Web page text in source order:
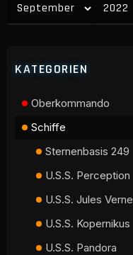
KATEGORIEN
Oberkommando
Schiffe
Sternenbasis 249
U.S.S. Perception
U.S.S. Jules Verne
U.S.S. Kopernikus
U.S.S. Pandora